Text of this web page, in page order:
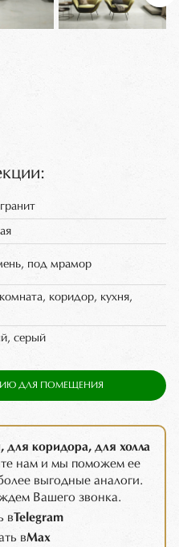
под мрамор
коридор, кухня,
серый
ДЛЯ ПОМЕЩЕНИЯ
коридора, для холла
нам и мы поможем ее
выгодные аналоги.
Вашего звонка.
вTelegram
вMax